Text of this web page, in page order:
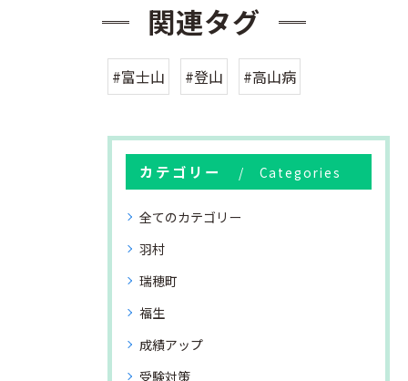
関連タグ
#富士山 #登山 #高山病
カテゴリー Categories
全てのカテゴリー
羽村
瑞穂町
福生
成績アップ
受験対策